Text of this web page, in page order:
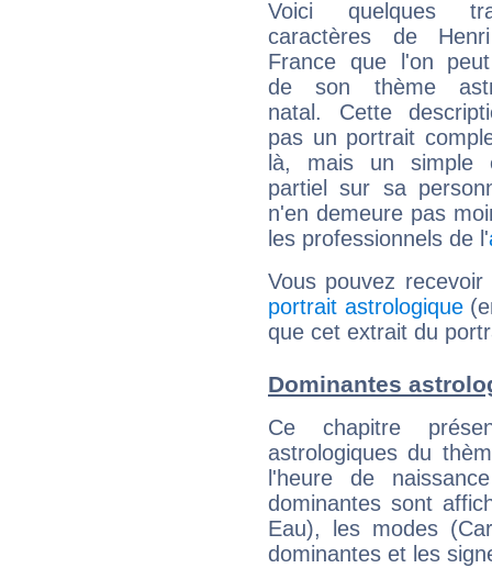
Voici quelques
caractères de
France que l'on
de son thème
natal. Cette
pas un portrait
là, mais un simple
partiel sur sa
n'en demeure pas
les professionnels de l'
Vous pouvez
portrait astrologique
que cet extrait du
Dominantes
Ce chapitre
astrologiques du
l'heure de
dominantes sont
Eau), les modes
dominantes et les